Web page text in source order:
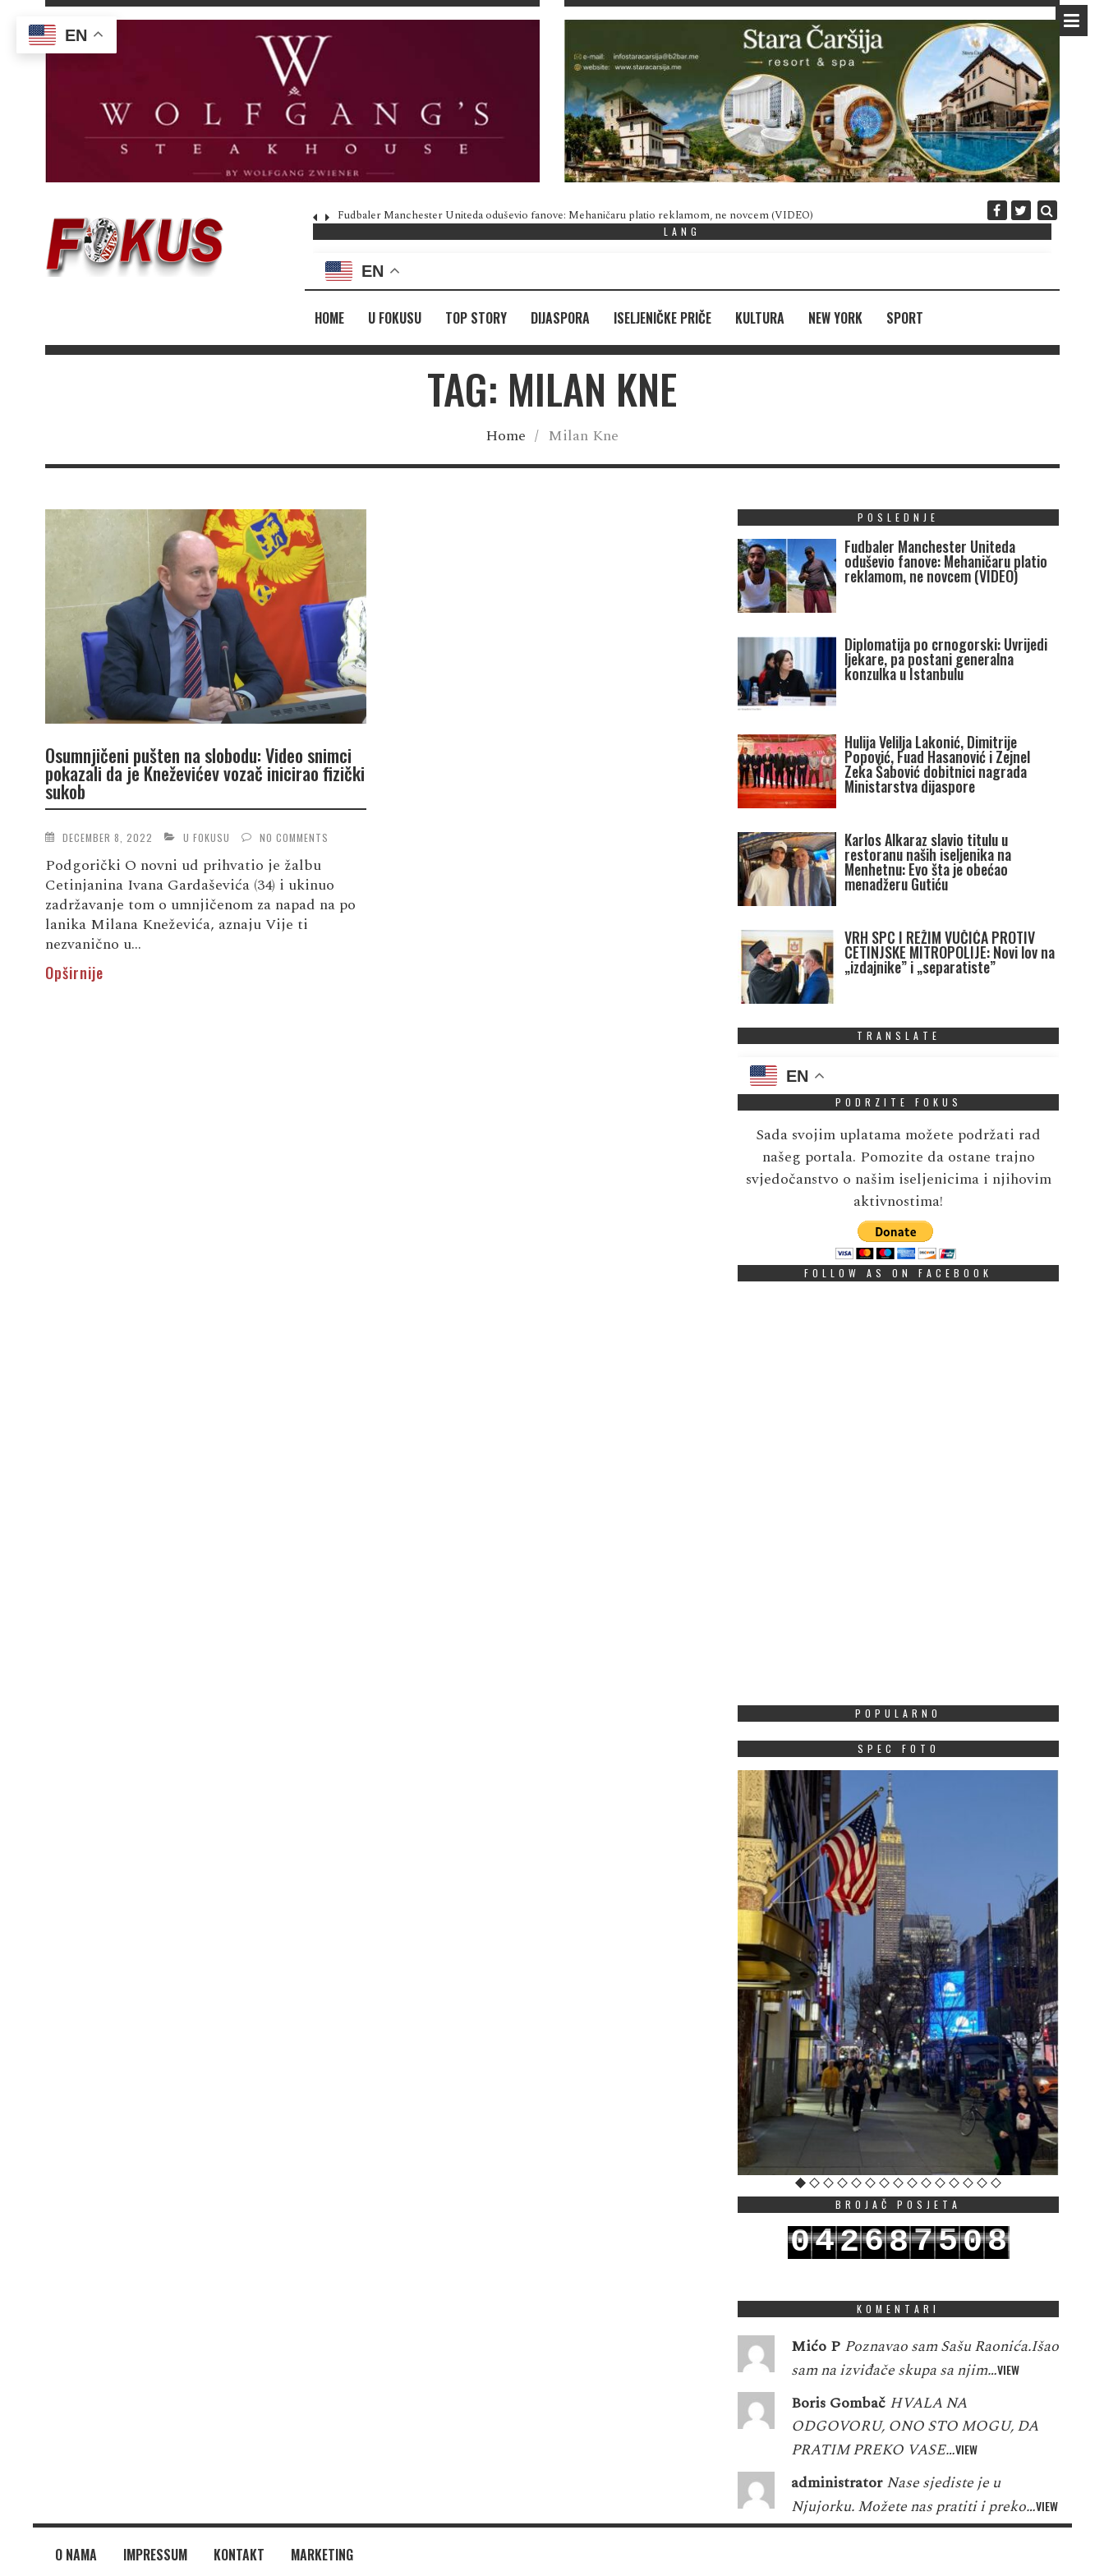
Fudbaler Manchester Uniteda oduševio fanove: Mehaničaru platio reklamom, ne novcem (VIDEO) Diplomatija po
LANG
EN
HOME U FOKUSU TOP STORY DIJASPORA ISELJENIČKE PRIČE KULTURA NEW YORK SPORT
TAG: MILAN KNE
Home / Milan Kne
Osumnjičeni pušten na slobodu: Video snimci
pokazali da je Kneževićev vozač inicirao fizički
sukob
DECEMBER 8, 2022 U FOKUSU NO COMMENTS
Podgorički O novni ud prihvatio je žalbu
Cetinjanina Ivana Gardaševića (34) i ukinuo
zadržavanje tom o umnjičenom za napad na po
lanika Milana Kneževića, aznaju Vije ti
nezvanično u...
Opširnije
POSLEDNJE
Fudbaler Manchester Uniteda
oduševio fanove: Mehaničaru platio
reklamom, ne novcem (VIDEO)
Diplomatija po crnogorski: Uvrijedi
ljekare, pa postani generalna
konzulka u Istanbulu
Hulija Velilja Lakonić, Dimitrije
Popović, Fuad Hasanović i Zejnel
Zeka Šabović dobitnici nagrada
Ministarstva dijaspore
Karlos Alkaraz slavio titulu u
restoranu naših iseljenika na
Menhetnu: Evo šta je obećao
menadžeru Gutiću
VRH SPC I REŽIM VUČIĆA PROTIV
CETINJSKE MITROPOLIJE: Novi lov na
„izdajnike” i „separatiste”
TRANSLATE
EN
PODRZITE FOKUS
Sada svojim uplatama možete podržati rad
našeg portala. Pomozite da ostane trajno
svjedočanstvo o našim iseljenicima i njihovim
aktivnostima!
FOLLOW AS ON FACEBOOK
POPULARNO
SPEC FOTO
BROJAČ POSJETA
042687508
KOMENTARI
Mićo P Poznavao sam Sašu Raonića.Išao
sam na izviđače skupa sa njim…VIEW
Boris Gombač HVALA NA
ODGOVORU, ONO STO MOGU, DA
PRATIM PREKO VASE…VIEW
administrator Nase sjediste je u
Njujorku. Možete nas pratiti i preko…VIEW
O NAMA IMPRESSUM KONTAKT MARKETING
EN